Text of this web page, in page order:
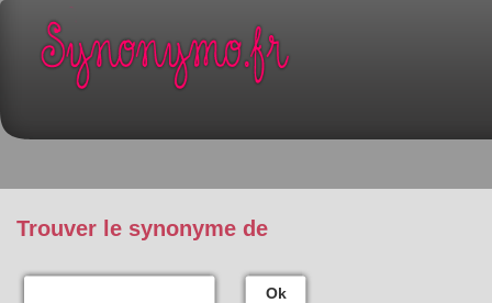
Trouver le synonyme de
Ok